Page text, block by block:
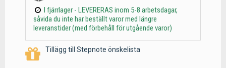
I fjärrlager - LEVERERAS inom 5-8 arbetsdagar,
såvida du inte har beställt varor med längre
leveranstider (med förbehåll för utgående varor)
Tillägg till Stepnote önskelista